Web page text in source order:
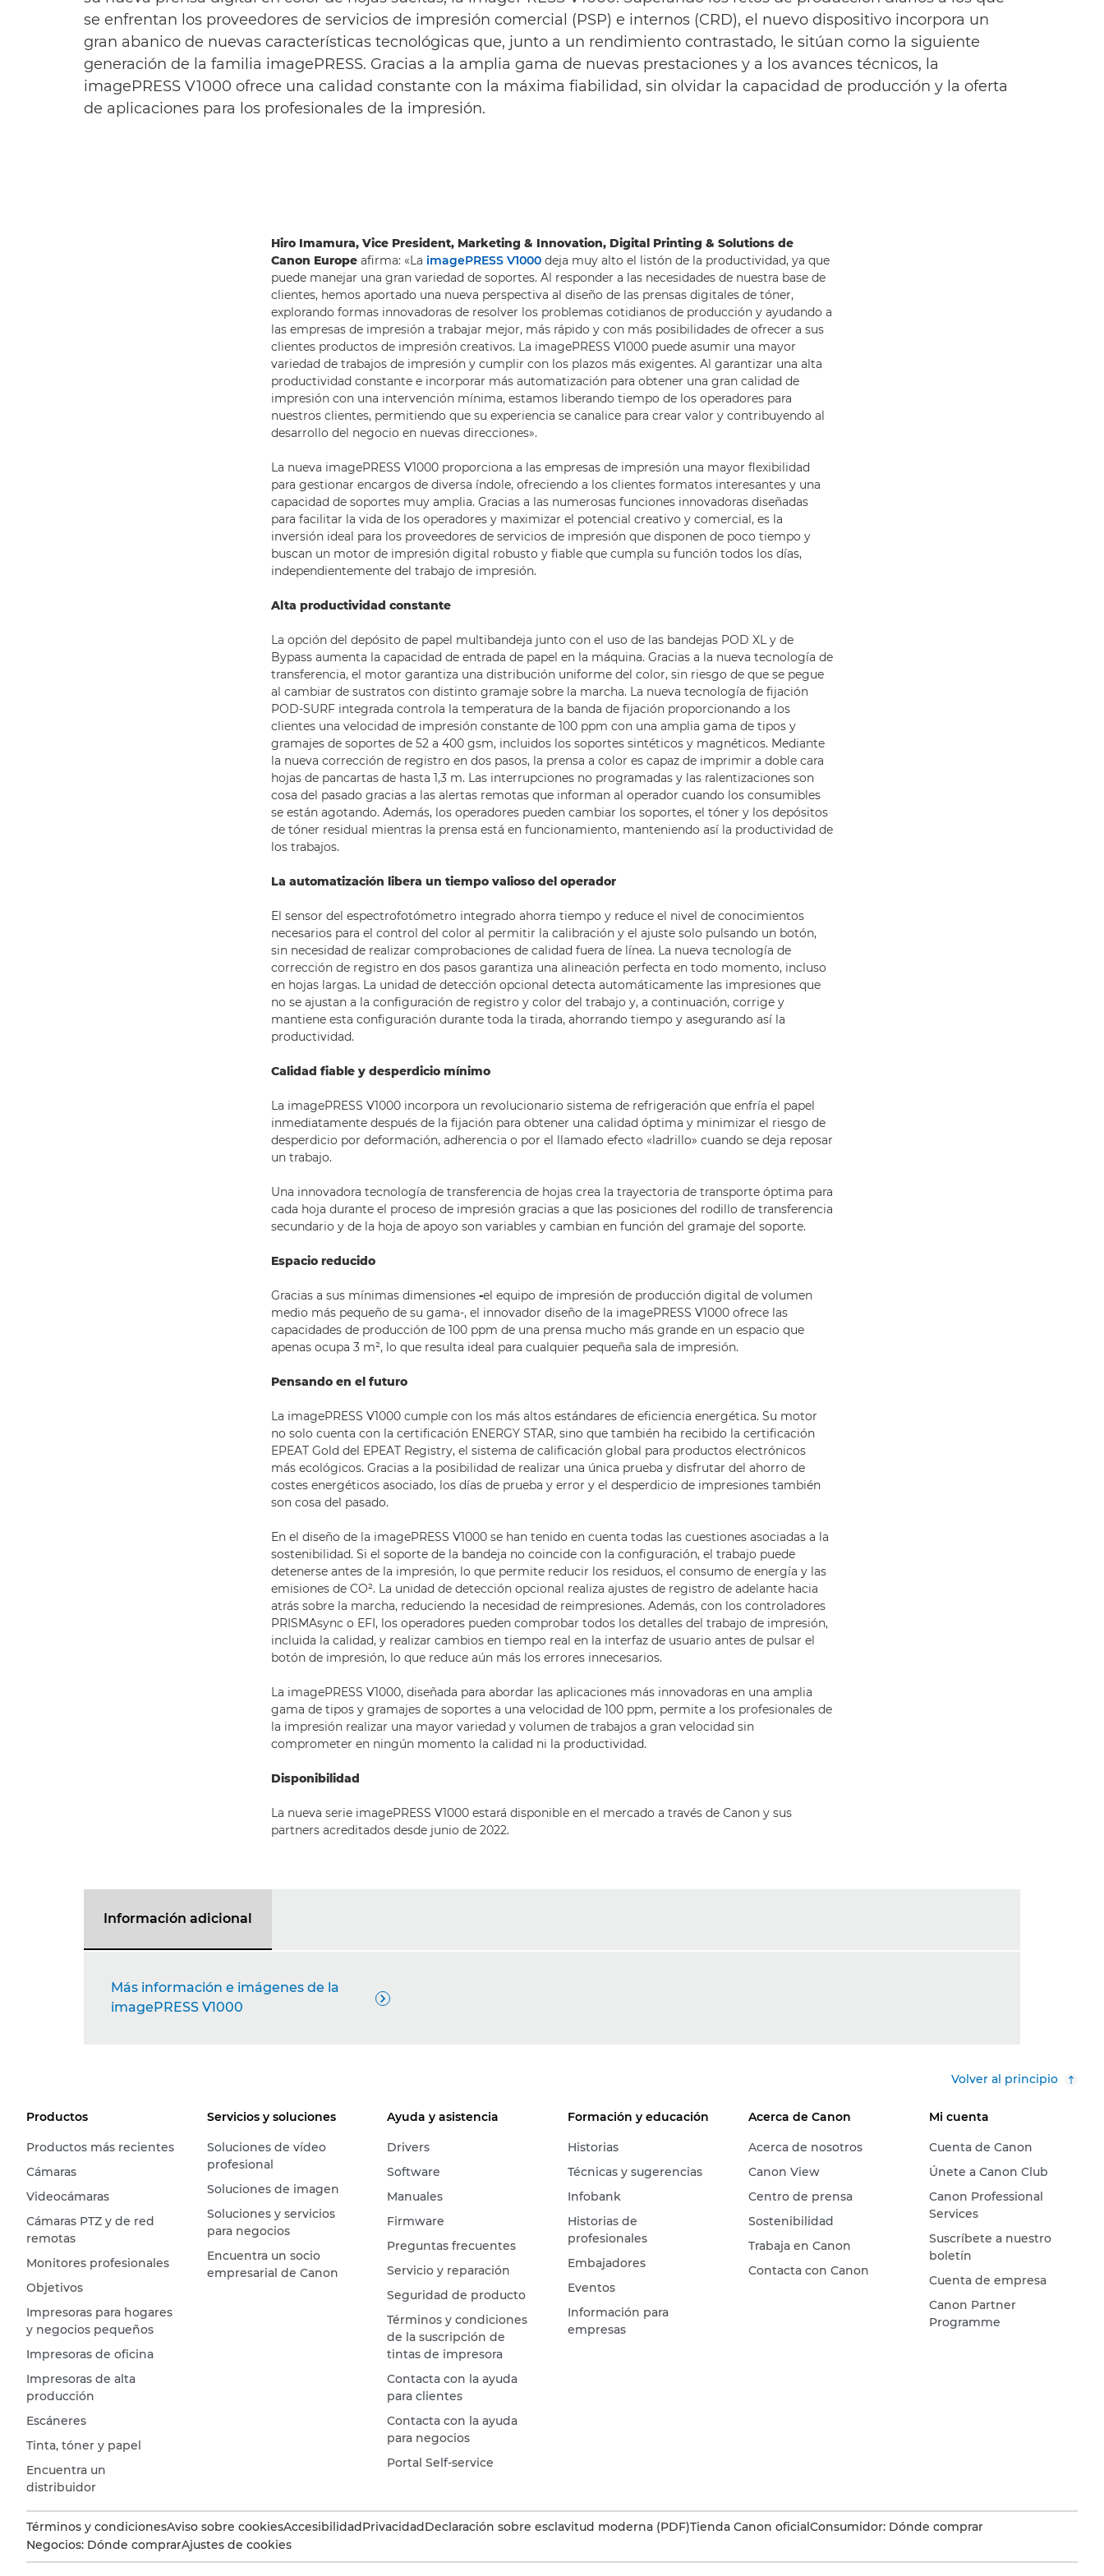
se enfrentan los proveedores de servicios de impresión comercial (PSP) e internos (CRD), el nuevo dispositivo incorpora un
gran abanico de nuevas características tecnológicas que, junto a un rendimiento contrastado, le sitúan como la siguiente
generación de la familia imagePRESS. Gracias a la amplia gama de nuevas prestaciones y a los avances técnicos, la
imagePRESS V1000 ofrece una calidad constante con la máxima fiabilidad, sin olvidar la capacidad de producción y la oferta
de aplicaciones para los profesionales de la impresión.
Hiro Imamura, Vice President, Marketing & Innovation, Digital Printing & Solutions de
Canon Europe afirma: «La imagePRESS V1000 deja muy alto el listón de la productividad, ya que
puede manejar una gran variedad de soportes. Al responder a las necesidades de nuestra base de
clientes, hemos aportado una nueva perspectiva al diseño de las prensas digitales de tóner,
explorando formas innovadoras de resolver los problemas cotidianos de producción y ayudando a
las empresas de impresión a trabajar mejor, más rápido y con más posibilidades de ofrecer a sus
clientes productos de impresión creativos. La imagePRESS V1000 puede asumir una mayor
variedad de trabajos de impresión y cumplir con los plazos más exigentes. Al garantizar una alta
productividad constante e incorporar más automatización para obtener una gran calidad de
impresión con una intervención mínima, estamos liberando tiempo de los operadores para
nuestros clientes, permitiendo que su experiencia se canalice para crear valor y contribuyendo al
desarrollo del negocio en nuevas direcciones».
La nueva imagePRESS V1000 proporciona a las empresas de impresión una mayor flexibilidad
para gestionar encargos de diversa índole, ofreciendo a los clientes formatos interesantes y una
capacidad de soportes muy amplia. Gracias a las numerosas funciones innovadoras diseñadas
para facilitar la vida de los operadores y maximizar el potencial creativo y comercial, es la
inversión ideal para los proveedores de servicios de impresión que disponen de poco tiempo y
buscan un motor de impresión digital robusto y fiable que cumpla su función todos los días,
independientemente del trabajo de impresión.
Alta productividad constante
La opción del depósito de papel multibandeja junto con el uso de las bandejas POD XL y de
Bypass aumenta la capacidad de entrada de papel en la máquina. Gracias a la nueva tecnología de
transferencia, el motor garantiza una distribución uniforme del color, sin riesgo de que se pegue
al cambiar de sustratos con distinto gramaje sobre la marcha. La nueva tecnología de fijación
POD-SURF integrada controla la temperatura de la banda de fijación proporcionando a los
clientes una velocidad de impresión constante de 100 ppm con una amplia gama de tipos y
gramajes de soportes de 52 a 400 gsm, incluidos los soportes sintéticos y magnéticos. Mediante
la nueva corrección de registro en dos pasos, la prensa a color es capaz de imprimir a doble cara
hojas de pancartas de hasta 1,3 m. Las interrupciones no programadas y las ralentizaciones son
cosa del pasado gracias a las alertas remotas que informan al operador cuando los consumibles
se están agotando. Además, los operadores pueden cambiar los soportes, el tóner y los depósitos
de tóner residual mientras la prensa está en funcionamiento, manteniendo así la productividad de
los trabajos.
La automatización libera un tiempo valioso del operador
El sensor del espectrofotómetro integrado ahorra tiempo y reduce el nivel de conocimientos
necesarios para el control del color al permitir la calibración y el ajuste solo pulsando un botón,
sin necesidad de realizar comprobaciones de calidad fuera de línea. La nueva tecnología de
corrección de registro en dos pasos garantiza una alineación perfecta en todo momento, incluso
en hojas largas. La unidad de detección opcional detecta automáticamente las impresiones que
no se ajustan a la configuración de registro y color del trabajo y, a continuación, corrige y
mantiene esta configuración durante toda la tirada, ahorrando tiempo y asegurando así la
productividad.
Calidad fiable y desperdicio mínimo
La imagePRESS V1000 incorpora un revolucionario sistema de refrigeración que enfría el papel
inmediatamente después de la fijación para obtener una calidad óptima y minimizar el riesgo de
desperdicio por deformación, adherencia o por el llamado efecto «ladrillo» cuando se deja reposar
un trabajo.
Una innovadora tecnología de transferencia de hojas crea la trayectoria de transporte óptima para
cada hoja durante el proceso de impresión gracias a que las posiciones del rodillo de transferencia
secundario y de la hoja de apoyo son variables y cambian en función del gramaje del soporte.
Espacio reducido
Gracias a sus mínimas dimensiones -el equipo de impresión de producción digital de volumen
medio más pequeño de su gama-, el innovador diseño de la imagePRESS V1000 ofrece las
capacidades de producción de 100 ppm de una prensa mucho más grande en un espacio que
apenas ocupa 3 m², lo que resulta ideal para cualquier pequeña sala de impresión.
Pensando en el futuro
La imagePRESS V1000 cumple con los más altos estándares de eficiencia energética. Su motor
no solo cuenta con la certificación ENERGY STAR, sino que también ha recibido la certificación
EPEAT Gold del EPEAT Registry, el sistema de calificación global para productos electrónicos
más ecológicos. Gracias a la posibilidad de realizar una única prueba y disfrutar del ahorro de
costes energéticos asociado, los días de prueba y error y el desperdicio de impresiones también
son cosa del pasado.
En el diseño de la imagePRESS V1000 se han tenido en cuenta todas las cuestiones asociadas a la
sostenibilidad. Si el soporte de la bandeja no coincide con la configuración, el trabajo puede
detenerse antes de la impresión, lo que permite reducir los residuos, el consumo de energía y las
emisiones de CO². La unidad de detección opcional realiza ajustes de registro de adelante hacia
atrás sobre la marcha, reduciendo la necesidad de reimpresiones. Además, con los controladores
PRISMAsync o EFI, los operadores pueden comprobar todos los detalles del trabajo de impresión,
incluida la calidad, y realizar cambios en tiempo real en la interfaz de usuario antes de pulsar el
botón de impresión, lo que reduce aún más los errores innecesarios.
La imagePRESS V1000, diseñada para abordar las aplicaciones más innovadoras en una amplia
gama de tipos y gramajes de soportes a una velocidad de 100 ppm, permite a los profesionales de
la impresión realizar una mayor variedad y volumen de trabajos a gran velocidad sin
comprometer en ningún momento la calidad ni la productividad.
Disponibilidad
La nueva serie imagePRESS V1000 estará disponible en el mercado a través de Canon y sus
partners acreditados desde junio de 2022.
Información adicional
Más información e imágenes de la
imagePRESS V1000

Volver al principio
Productos
Productos más recientes
Cámaras
Videocámaras
Cámaras PTZ y de red
remotas
Monitores profesionales
Objetivos
Impresoras para hogares
y negocios pequeños
Impresoras de oficina
Impresoras de alta
producción
Escáneres
Tinta, tóner y papel
Encuentra un
distribuidor
Servicios y soluciones
Soluciones de vídeo
profesional
Soluciones de imagen
Soluciones y servicios
para negocios
Encuentra un socio
empresarial de Canon
Ayuda y asistencia
Drivers
Software
Manuales
Firmware
Preguntas frecuentes
Servicio y reparación
Seguridad de producto
Términos y condiciones
de la suscripción de
tintas de impresora
Contacta con la ayuda
para clientes
Contacta con la ayuda
para negocios
Portal Self-service
Formación y educación
Historias
Técnicas y sugerencias
Infobank
Historias de
profesionales
Embajadores
Eventos
Información para
empresas
Acerca de Canon
Acerca de nosotros
Canon View
Centro de prensa
Sostenibilidad
Trabaja en Canon
Contacta con Canon
Mi cuenta
Cuenta de Canon
Únete a Canon Club
Canon Professional
Services
Suscríbete a nuestro
boletín
Cuenta de empresa
Canon Partner
Programme
Términos y condicionesAviso sobre cookiesAccesibilidadPrivacidadDeclaración sobre esclavitud moderna (PDF)Tienda Canon oficialConsumidor: Dónde comprar
Negocios: Dónde comprarAjustes de cookies